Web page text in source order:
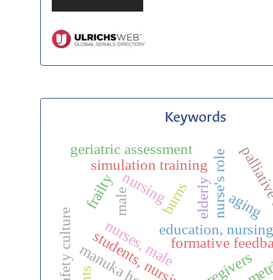
Keywords
nursing
nurses, male
students, nursing
male nurse's role
education, nursing
formative
simulation training
burns aging
frailty
safety culture
geriatric assessment
elderly